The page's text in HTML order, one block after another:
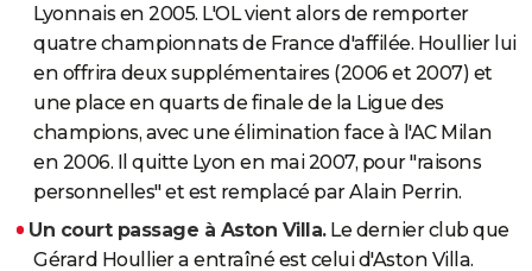
Lyonnais en 2005. L'OL vient alors de remporter
quatre championnats de France d'affilée. Houllier lui
en offrira deux supplémentaires (2006 et 2007) et
une place en quarts de finale de la Ligue des
champions, avec une élimination face à l'AC Milan
en 2006. Il quitte Lyon en mai 2007, pour "raisons
personnelles" et est remplacé par Alain Perrin.
Un court passage à Aston Villa.Le dernier club que
Gérard Houllier a entraîné est celui d'Aston Villa.